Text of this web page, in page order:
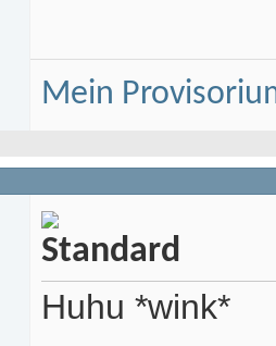
Mein
Huhu *wink*